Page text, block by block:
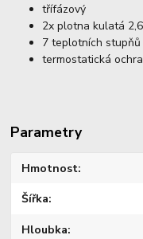
třífázový
2x plotna kulatá
7 teplotních stupňů
termostatická
Parametry
Hmotnost
Šířka
Hloubka